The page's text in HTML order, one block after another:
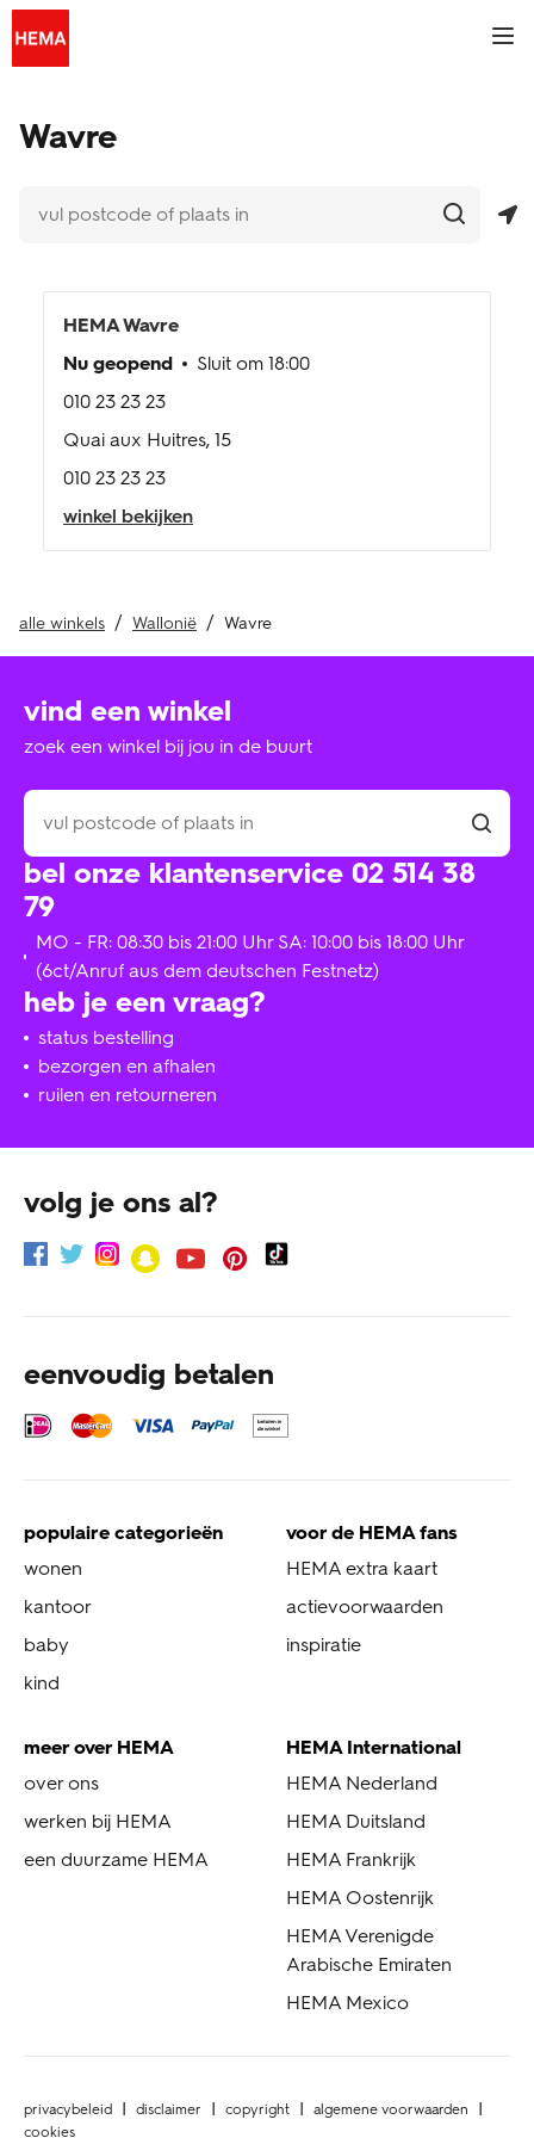
Skip to content
Link naar de centrale website
winkels & openingstijden
HEMA extra kaart
Return to Nav
Wavre
vul postcode of plaats in
Een zoekopdracht indienen.
Geolokalisatie
HEMAWavre
Nu geopend
Sluit om 18:00
telefoonnummer
010 23 23 23
Quai aux Huitres, 15
telefoonnummer
010 23 23 23
winkel bekijken
alle winkels Wallonië Wavre
heb je een vraag?
status bestelling
bezorgen en afhalen
ruilen en retourneren
bel onze klantenservice 02 514 38
79
MO - FR: 08:30 bis 21:00 Uhr SA: 10:00 bis 18:00 Uhr
(6ct/Anruf aus dem deutschen Festnetz)
vind een winkel
zoek een winkel bij jou in de buurt
Een zoekopdracht indienen.
volg je ons al?
Link to Social Media
Link to Social Media
Link to Social Media
Link to Social Media
eenvoudig betalen
populaire categorieën
wonen
kantoor
baby
kind
voor de HEMA fans
HEMA extra kaart
actievoorwaarden
inspiratie
meer over HEMA
over ons
werken bij HEMA
een duurzame HEMA
HEMA International
HEMA Nederland
HEMA Duitsland
HEMA Frankrijk
HEMA Oostenrijk
HEMA Verenigde
Arabische Emiraten
HEMA Mexico
privacybeleid disclaimer copyright
algemene voorwaarden
cookies